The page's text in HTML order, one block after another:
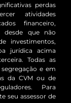
perdas
atividades
financeiro,
desde que não
investimentos,
jurídica acima
Todas as
e em
da CVM ou de
Para
seu assessor de